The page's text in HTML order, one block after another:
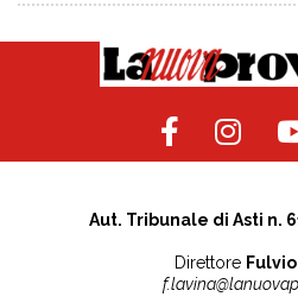
Aut. Tribunale di Asti n.
Direttore